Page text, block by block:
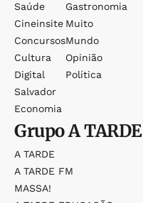
Saúde
Cineinsite
Concursos
Cultura
Digital
Salvador
Economia
Gastronomia
Muito
Mundo
Opinião
Política
GrupoA TARDE
A TARDE
A TARDE FM
MASSA!